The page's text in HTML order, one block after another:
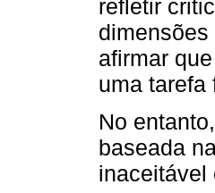
refletir
afirmar
uma tarefa
No
baseada
inaceitável